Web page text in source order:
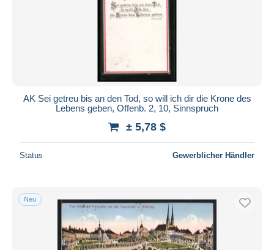
AK Sei getreu bis an den Tod, so will ich dir die Krone des
Lebens geben, Offenb. 2, 10, Sinnspruch
± 5,78 $
Status Gewerblicher Händler
Neu